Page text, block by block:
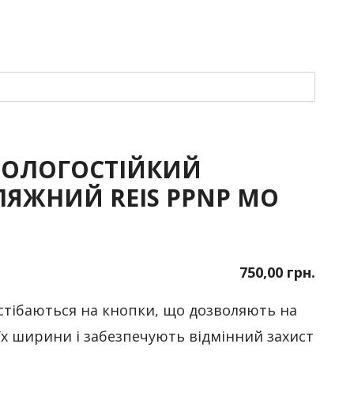
REIS PPNP МО
750,00 грн.
на кнопки, що дозволяють на
ширини і забезпечують відмінний захист